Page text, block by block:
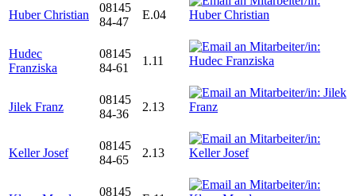
Huber Christian
08145
84-47
E.04
Hudec
Franziska
08145
84-61
1.11
Jilek Franz
08145
84-36
2.13
Keller Josef
08145
84-65
2.13
08145